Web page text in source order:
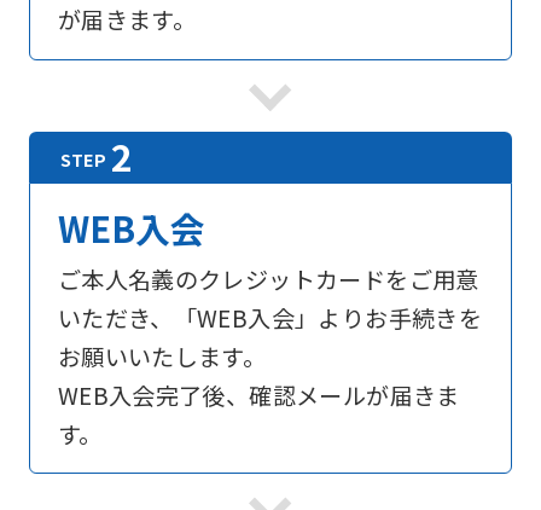
が届きます。
WEB入会
ご本人名義のクレジットカードをご用意
いただき、「WEB入会」よりお手続きを
お願いいたします。
WEB入会完了後、確認メールが届きま
す。
For
foreigners
official
website
automatically
into